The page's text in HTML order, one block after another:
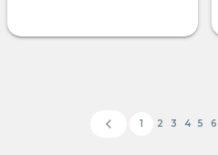
chevron_left 1 2 3 4 5 6